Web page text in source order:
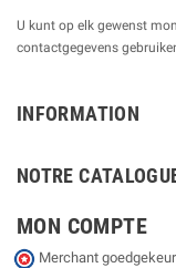
U kunt op elk gewenst
contactgegevens
INFORMATION
NOTRE
MON COMPTE
Merchant